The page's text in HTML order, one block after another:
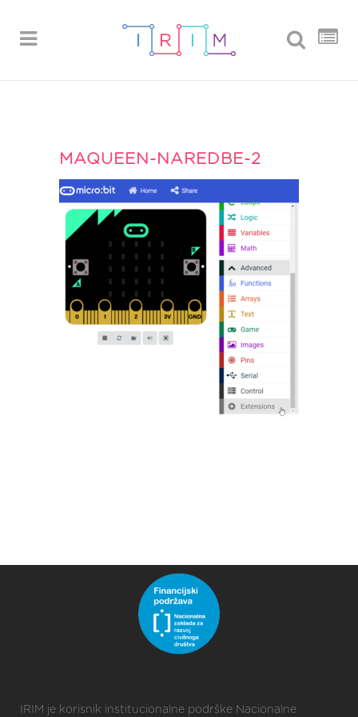
MAQUEEN-NAREDBE-2
IRIM je korisnik institucionalne podrške Nacionalne